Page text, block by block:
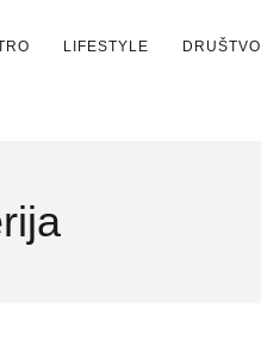
LIFESTYLE DRUŠTVO